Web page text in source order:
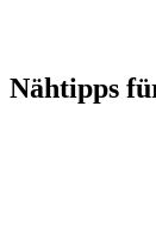
Nähtipps